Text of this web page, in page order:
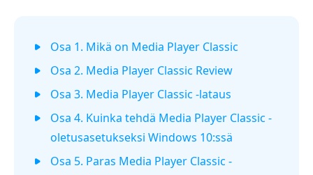
Osa 1. Mikä on Media Player Classic
Osa 2. Media Player Classic Review
Osa 3. Media Player Classic -lataus
Osa 4. Kuinka tehdä Media Player Classic -
oletusasetukseksi Windows 10:ssä
Osa 5. Paras Media Player Classic -